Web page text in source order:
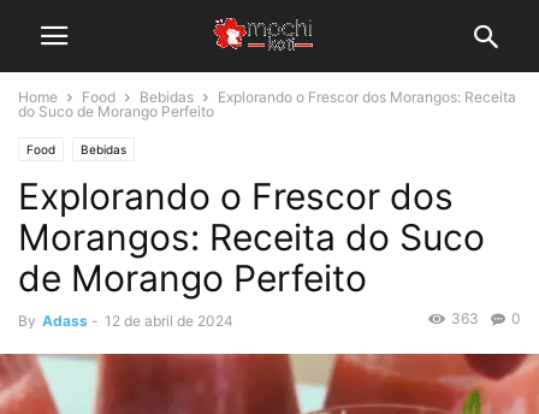
Home Food Bebidas
Explorando o Frescor dos Morangos: Receita
do Suco de Morango Perfeito
Food Bebidas
Explorando o Frescor dos
Morangos: Receita do Suco
de Morango Perfeito
By Adass - 12 de abril de 2024 0
363